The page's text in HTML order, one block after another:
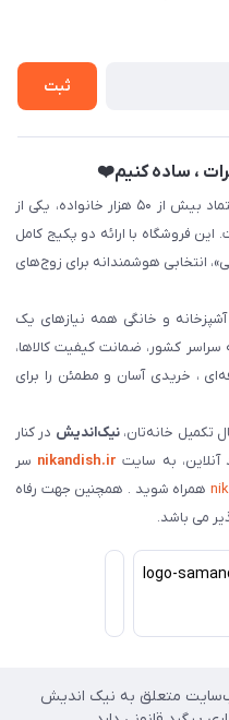
ثبت
، ساده کنیم❤️
با سال‌ها سابقه و اعتماد بیش از ۵۰ هزار خانواده، یکی از
این فروشگاه با ارائه دو پکیج کامل
انتخابی هوشمندانه برای زوج‌های
آشپزخانه و خانگی همه نیازهای یک
کشور، ضمانت کیفیت کالاها،
، خریدی آسان و مطمئن را برای
تکمیل خانه‌تان،نیک‌اندیش در کنار
به سایت nikandish.ir سر
همراه شوید . همچنین جهت رفاه
می باشد.
متعلق به نیک اندیش